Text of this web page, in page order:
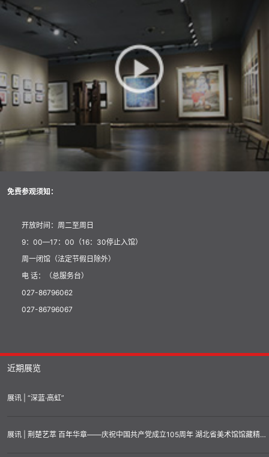
免费参观须知：
开放时间：周二至周日
9：00—17：00（16：30停止入馆）
周一闭馆（法定节假日除外）
电 话：（总服务台）
027-86796062
027-86796067
近期展览
展讯 | “深蓝·高虹”
展讯 | 荆楚艺萃 百年华章——庆祝中国共产党成立105周年 湖北省美术馆馆藏精品汇展